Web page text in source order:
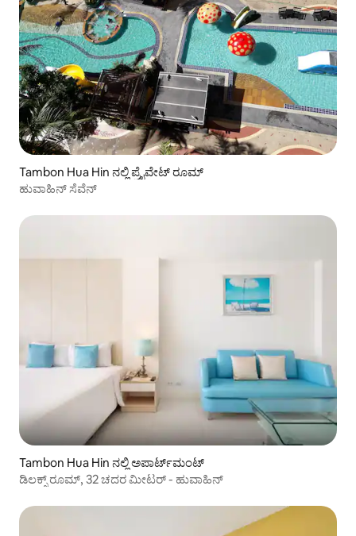
Tambon Hua Hin ನಲ್ಲಿ ಪ್ರೈವೇಟ್ ರೂಮ್
ಹುವಾಹಿನ್ ಸೆವೆನ್
Tambon Hua Hin ನಲ್ಲಿ ಅಪಾರ್ಟ್‌ಮಂಟ್
ಡಿಲಕ್ಸ್ ರೂಮ್, 32 ಚದರ ಮೀಟರ್ - ಹುವಾಹಿನ್